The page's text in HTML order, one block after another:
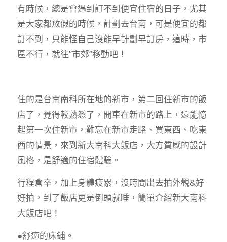
有時候，總是會遇到訂不到便宜住宿的日子，尤其
是大家都放假的時候，計劃去台南，可是便宜的都
訂不到，只能怪自己沒能早計劃早訂房，這時，市
區不行，就往”市郊”移動吧！
住的是台南南科所在地的新市，第二回住新市的飯
店了，覺得較熟悉了，開車在新市的路上，還能憶
起第一次住新市，難忘在新市走路、買東西、吃東
西的情景，來到新大南科大飯店，大方質感的設計
風格，是舒適的住宿體驗。
行程倉卒，加上身體疲累，沒時間出去拍外觀&好
好拍，到了飯店更是倒頭就睡，簡單介紹新大南科
大飯店吧！
●舒適的床鋪。